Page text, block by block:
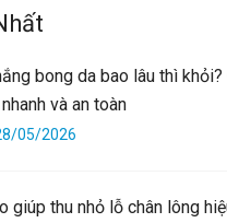
bong da bao lâu thì khỏi?
và an toàn
05/2026
giúp thu nhỏ lỗ chân lông